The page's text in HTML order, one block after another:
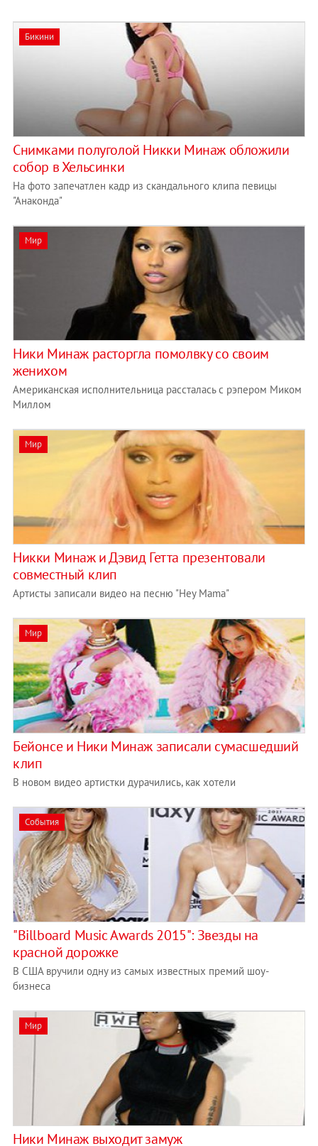
Бикини
Снимками полуголой Никки Минаж обложили
собор в Хельсинки
На фото запечатлен кадр из скандального клипа певицы
"Анаконда"
Мир
Ники Минаж расторгла помолвку со своим
женихом
Американская исполнительница рассталась с рэпером Миком
Миллом
Мир
Никки Минаж и Дэвид Гетта презентовали
совместный клип
Артисты записали видео на песню "Hey Mama"
Мир
Бейонсе и Ники Минаж записали сумасшедший
клип
В новом видео артистки дурачились, как хотели
События
"Billboard Music Awards 2015": Звезды на
красной дорожке
В США вручили одну из самых известных премий шоу-
бизнеса
Мир
Ники Минаж выходит замуж